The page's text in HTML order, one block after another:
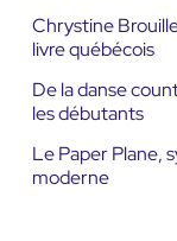
Chrystine
livre québécois
De la danse
les débutants
Le Paper Plane,
moderne